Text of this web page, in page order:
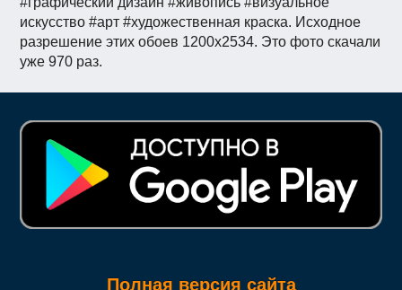
искусство #арт #художественная краска. Исходное
разрешение этих обоев 1200x2534. Это фото скачали
уже 970 раз.
Полная версия сайта